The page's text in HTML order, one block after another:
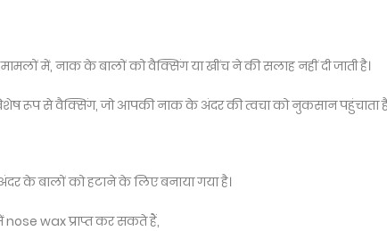
में, नाक के बालों को वैक्सिंग या खींच ने की सलाह नहीं दी जाती है।
रूप से वैक्सिंग, जो आपकी नाक के अंदर की त्वचा को नुकसान पहुंचाता
के बालों को हटाने के लिए बनाया गया है।
wax प्राप्त कर सकते हैं,